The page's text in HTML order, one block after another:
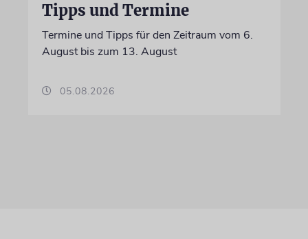
Tipps und Termine
Termine und Tipps für den Zeitraum vom 6.
August bis zum 13. August
05.08.2026